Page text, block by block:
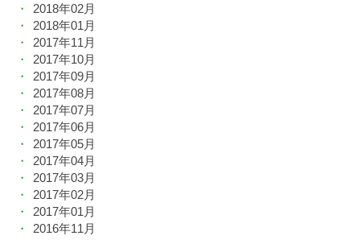
2018年02月
2018年01月
2017年11月
2017年10月
2017年09月
2017年08月
2017年07月
2017年06月
2017年05月
2017年04月
2017年03月
2017年02月
2017年01月
2016年11月